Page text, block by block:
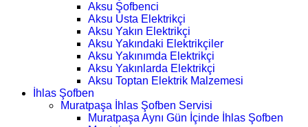
Aksu Şofbenci
Aksu Usta Elektrikçi
Aksu Yakın Elektrikçi
Aksu Yakındaki Elektrikçiler
Aksu Yakınımda Elektrikçi
Aksu Yakınlarda Elektrikçi
Aksu Toptan Elektrik Malzemesi
İhlas Şofben
Muratpaşa İhlas Şofben Servisi
Muratpaşa Aynı Gün İçinde İhlas Şofben